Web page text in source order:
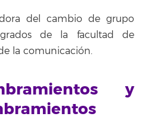
del cambio de grupo
de la facultad de
la comunicación.
y